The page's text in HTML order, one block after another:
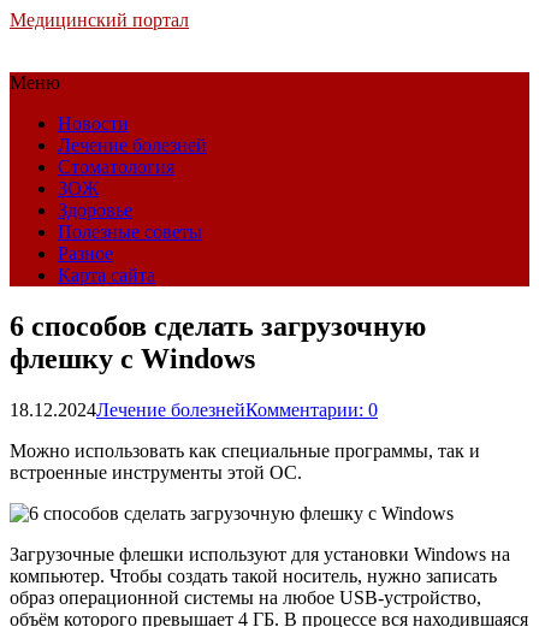
Медицинский портал
Меню
Новости
Лечение болезней
Стоматология
ЗОЖ
Здоровье
Полезные советы
Разное
Карта сайта
6 способов сделать загрузочную
флешку с Windows
18.12.2024Лечение болезнейКомментарии: 0
Можно использовать как специальные программы, так и
встроенные инструменты этой ОС.
Загрузочные флешки используют для установки Windows на
компьютер. Чтобы создать такой носитель, нужно записать
образ операционной системы на любое USB-устройство,
объём которого превышает 4 ГБ. В процессе вся находившаяся